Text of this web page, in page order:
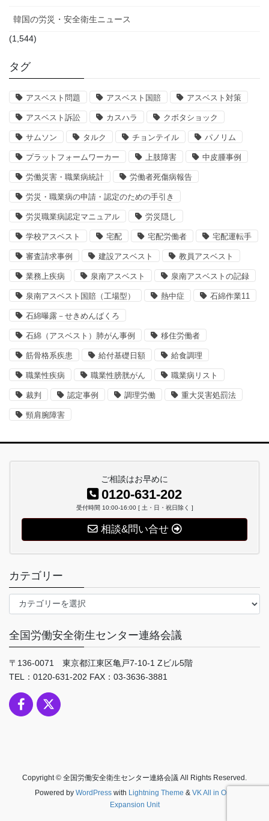
韓国の労災・安全衛生ニュース
(1,544)
タグ
アスベスト問題 アスベスト国賠 アスベスト対策
アスベスト訴訟 カスハラ クボタショック
サムソン タルク チョンテイル パノリム
プラットフォームワーカー 上肢障害 中皮腫事例
労働災害・職業病統計 労働者死傷病報告
労災・職業病の申請・認定のための手引き
労災職業病認定マニュアル 労災隠し
学校アスベスト 宅配 宅配労働者 宅配運転手
審査請求事例 建設アスベスト 教員アスベスト
業務上疾病 泉南アスベスト 泉南アスベストの記録
泉南アスベスト国賠（工場型） 熱中症 石綿作業11
石綿曝露－せきめんばくろ
石綿（アスベスト）肺がん事例 移住労働者
筋骨格系疾患 給付基礎日額 給食調理
職業性疾病 職業性膀胱がん 職業病リスト
裁判 認定事例 調理労働 重大災害処罰法
頸肩腕障害
ご相談はお早めに
0120-631-202
受付時間 10:00-16:00 [ 土・日・祝日除く ]
相談&問い合せ
カテゴリー
テ
リ
ー
全国労働安全衛生センター連絡会議
〒136-0071 東京都江東区亀戸7-10-1 Zビル5階
TEL：0120-631-202 FAX：03-3636-3881
Copyright © 全国労働安全衛生センター連絡会議 All Rights Reserved.
Powered by WordPresswith Lightning Theme & VK All in One
Expansion Unit